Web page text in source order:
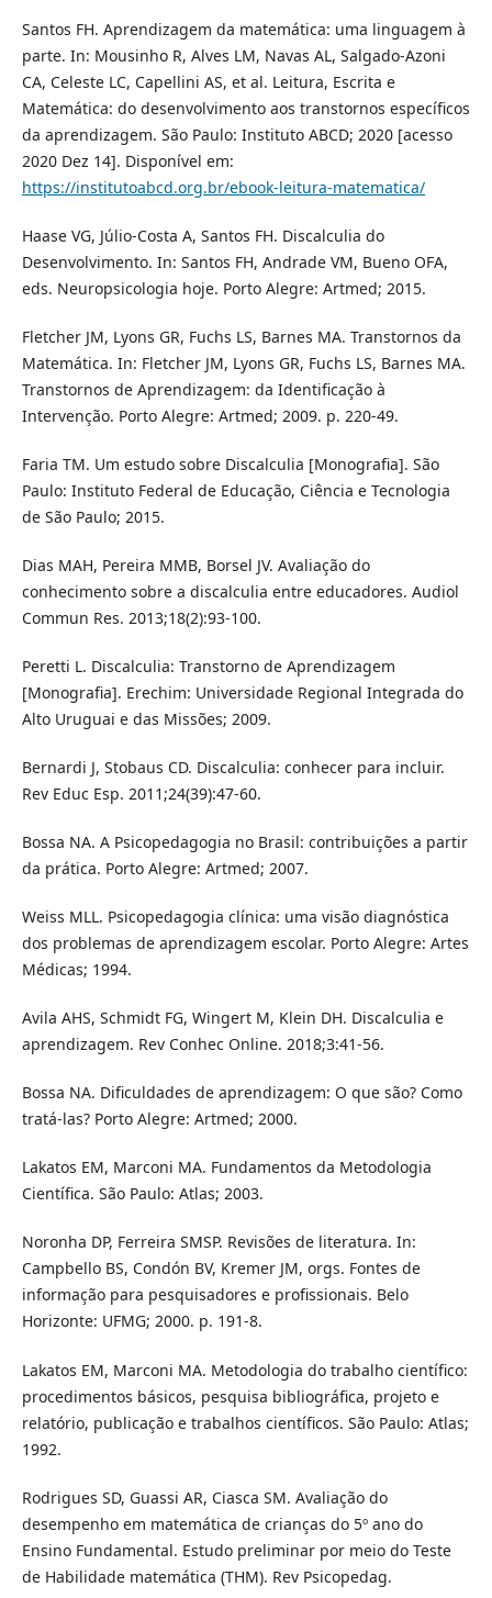
Santos FH. Aprendizagem da matemática: uma linguagem à
parte. In: Mousinho R, Alves LM, Navas AL, Salgado-Azoni
CA, Celeste LC, Capellini AS, et al. Leitura, Escrita e
Matemática: do desenvolvimento aos transtornos específicos
da aprendizagem. São Paulo: Instituto ABCD; 2020 [acesso
2020 Dez 14]. Disponível em:
https://institutoabcd.org.br/ebook-leitura-matematica/
Haase VG, Júlio-Costa A, Santos FH. Discalculia do
Desenvolvimento. In: Santos FH, Andrade VM, Bueno OFA,
eds. Neuropsicologia hoje. Porto Alegre: Artmed; 2015.
Fletcher JM, Lyons GR, Fuchs LS, Barnes MA. Transtornos da
Matemática. In: Fletcher JM, Lyons GR, Fuchs LS, Barnes MA.
Transtornos de Aprendizagem: da Identificação à
Intervenção. Porto Alegre: Artmed; 2009. p. 220-49.
Faria TM. Um estudo sobre Discalculia [Monografia]. São
Paulo: Instituto Federal de Educação, Ciência e Tecnologia
de São Paulo; 2015.
Dias MAH, Pereira MMB, Borsel JV. Avaliação do
conhecimento sobre a discalculia entre educadores. Audiol
Commun Res. 2013;18(2):93-100.
Peretti L. Discalculia: Transtorno de Aprendizagem
[Monografia]. Erechim: Universidade Regional Integrada do
Alto Uruguai e das Missões; 2009.
Bernardi J, Stobaus CD. Discalculia: conhecer para incluir.
Rev Educ Esp. 2011;24(39):47-60.
Bossa NA. A Psicopedagogia no Brasil: contribuições a partir
da prática. Porto Alegre: Artmed; 2007.
Weiss MLL. Psicopedagogia clínica: uma visão diagnóstica
dos problemas de aprendizagem escolar. Porto Alegre: Artes
Médicas; 1994.
Avila AHS, Schmidt FG, Wingert M, Klein DH. Discalculia e
aprendizagem. Rev Conhec Online. 2018;3:41-56.
Bossa NA. Dificuldades de aprendizagem: O que são? Como
tratá-las? Porto Alegre: Artmed; 2000.
Lakatos EM, Marconi MA. Fundamentos da Metodologia
Científica. São Paulo: Atlas; 2003.
Noronha DP, Ferreira SMSP. Revisões de literatura. In:
Campbello BS, Condón BV, Kremer JM, orgs. Fontes de
informação para pesquisadores e profissionais. Belo
Horizonte: UFMG; 2000. p. 191-8.
Lakatos EM, Marconi MA. Metodologia do trabalho científico:
procedimentos básicos, pesquisa bibliográfica, projeto e
relatório, publicação e trabalhos científicos. São Paulo: Atlas;
1992.
Rodrigues SD, Guassi AR, Ciasca SM. Avaliação do
desempenho em matemática de crianças do 5º ano do
Ensino Fundamental. Estudo preliminar por meio do Teste
de Habilidade matemática (THM). Rev Psicopedag.